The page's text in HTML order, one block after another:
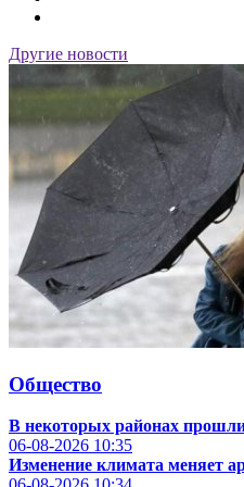
Другие новости
Общество
В некоторых районах
06-08-2026 10:35
Изменение климата меняет